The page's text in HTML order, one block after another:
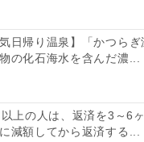
おすしんちゃん
日帰り温泉】「かつらぎ
の化石海水を含んだ濃...
上の人は、返済を3～6
減額してから返済する...